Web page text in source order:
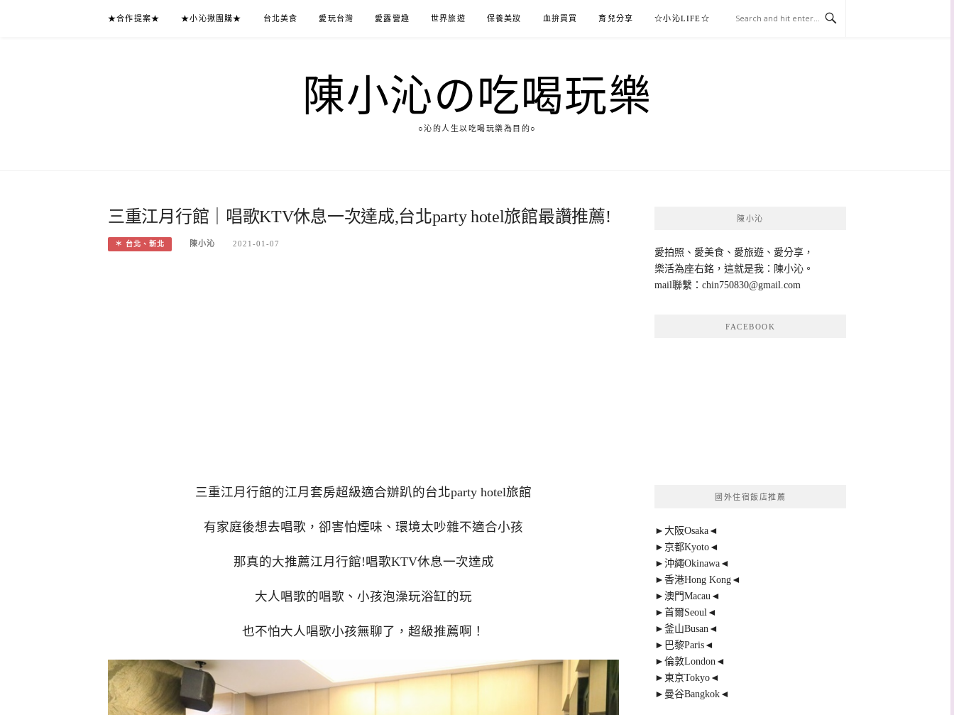
★合作提案★ ★小沁揪團購★ 台北美食 愛玩台灣 愛露營趣 世界旅遊 保養美妝 血拚買買 育兒分享 ☆小沁LIFE☆
陳小沁の吃喝玩樂
○沁的人生以吃喝玩樂為目的○
三重江月行館｜唱歌KTV休息一次達成,台北party hotel旅館最讚推薦!
＊ 台北、新北 陳小沁 2021-01-07
三重江月行館的江月套房超級適合辦趴的台北party hotel旅館
有家庭後想去唱歌，卻害怕煙味、環境太吵雜不適合小孩
那真的大推薦江月行館!唱歌KTV休息一次達成
大人唱歌的唱歌、小孩泡澡玩浴缸的玩
也不怕大人唱歌小孩無聊了，超級推薦啊！
陳小沁
愛拍照、愛美食、愛旅遊、愛分享，
樂活為座右銘，這就是我：陳小沁。
mail聯繫： chin750830@gmail.com
FACEBOOK
國外住宿飯店推薦
►大阪Osaka◄
►京都Kyoto◄
►沖繩Okinawa◄
►香港Hong Kong◄
►澳門Macau◄
►首爾Seoul◄
►釜山Busan◄
►巴黎Paris◄
►倫敦London◄
►東京Tokyo◄
►曼谷Bangkok◄